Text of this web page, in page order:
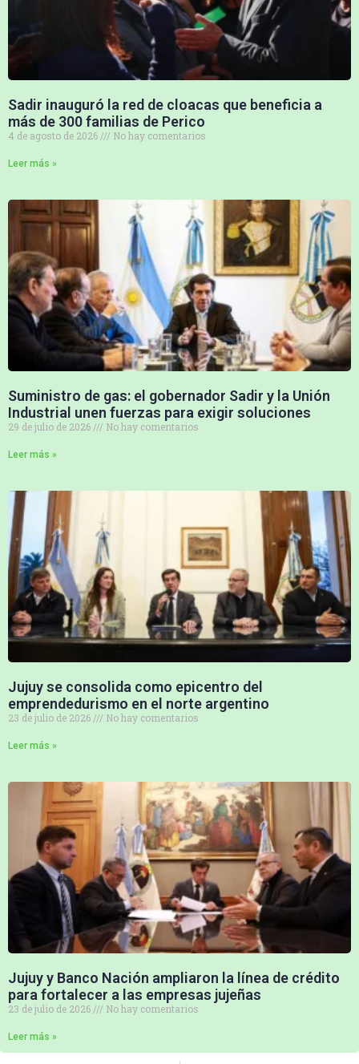
Sadir inauguró la red de cloacas que beneficia a
más de 300 familias de Perico
4 de agosto de 2026 No hay comentarios
Leer más »
Suministro de gas: el gobernador Sadir y la Unión
Industrial unen fuerzas para exigir soluciones
29 de julio de 2026 No hay comentarios
Leer más »
Jujuy se consolida como epicentro del
emprendedurismo en el norte argentino
23 de julio de 2026 No hay comentarios
Leer más »
Jujuy y Banco Nación ampliaron la línea de crédito
para fortalecer a las empresas jujeñas
23 de julio de 2026 No hay comentarios
Leer más »